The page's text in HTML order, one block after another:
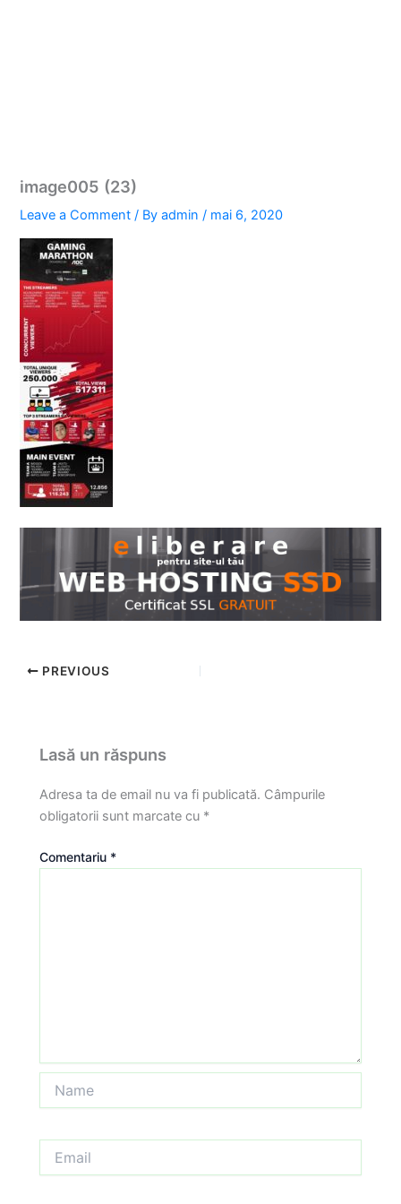
image005 (23)
Leave a Comment / Byadmin/ mai 6, 2020
PREVIOUS
Lasă un răspuns
Adresa ta de email nu va fi publicată. Câmpurile
obligatorii sunt marcate cu *
Comentariu *